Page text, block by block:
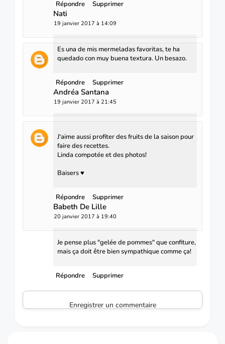
Répondre Supprimer
Nati
19 janvier 2017 à 14:09
Es una de mis mermeladas favoritas, te ha
quedado con muy buena textura. Un besazo.
Répondre Supprimer
Andréa Santana
19 janvier 2017 à 21:45
J'aime aussi profiter des fruits de la saison pour
faire des recettes.
Linda compotée et des photos!
Baisers ♥
Répondre Supprimer
Babeth De Lille
20 janvier 2017 à 19:40
Je pense plus "gelée de pommes" que confiture,
mais ça doit être bien sympathique comme ça!
Répondre Supprimer
Enregistrer un commentaire